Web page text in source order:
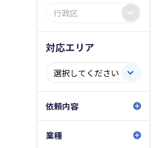
対応エリア
依頼内容
業種